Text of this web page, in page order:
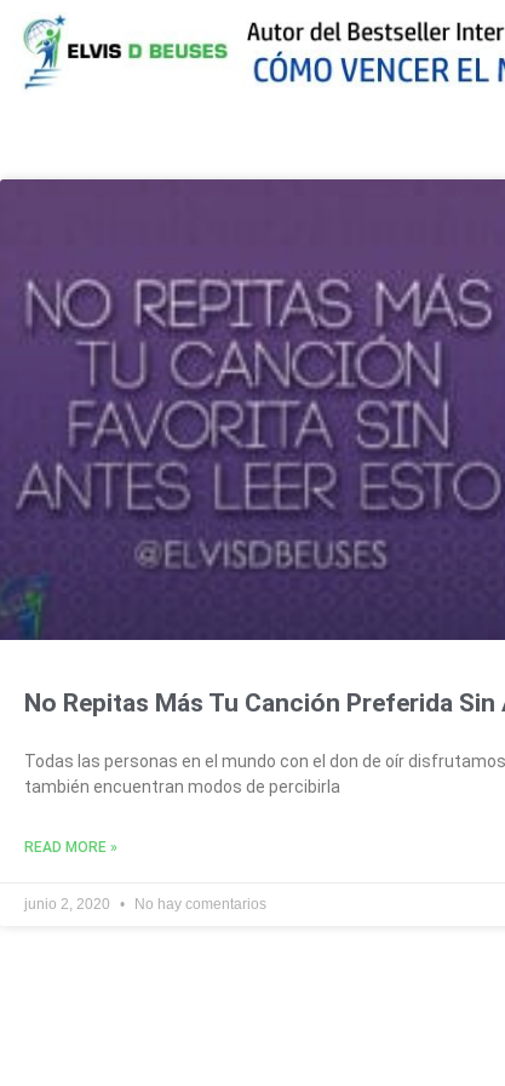
No Repitas Más Tu Canción Preferida Sin
Todas las personas en el mundo con el don de oír
también encuentran modos de percibirla
READ MORE »
junio 2, 2020 No hay comentarios